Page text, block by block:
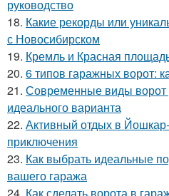
руководство
18. Какие рекорды или
с Новосибирском
19. Кремль и Красная
20. 6 типов гаражных ворот:
21. Современные виды ворот
идеального варианта
22. Активный отдых в
приключения
23. Как выбрать идеальные
вашего гаража
24. Как сделать ворота в